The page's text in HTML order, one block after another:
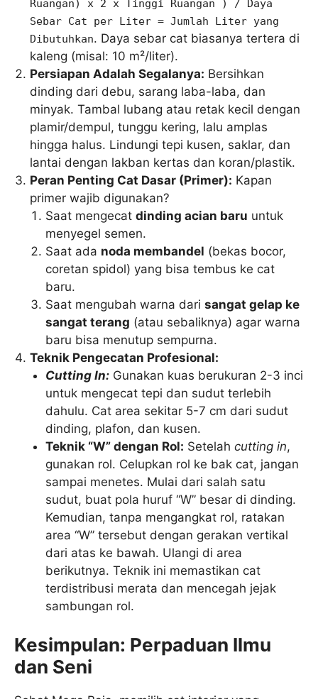
Ruangan) x 2 x Tinggi Ruangan ) / Daya
Sebar Cat per Liter = Jumlah Liter yang
Dibutuhkan. Daya sebar cat biasanya tertera di
kaleng (misal: 10 m²/liter).
Persiapan Adalah Segalanya: Bersihkan
dinding dari debu, sarang laba-laba, dan
minyak. Tambal lubang atau retak kecil dengan
plamir/dempul, tunggu kering, lalu amplas
hingga halus. Lindungi tepi kusen, saklar, dan
lantai dengan lakban kertas dan koran/plastik.
Peran Penting Cat Dasar (Primer): Kapan
primer wajib digunakan?
Saat mengecatdinding acian baru untuk
menyegel semen.
Saat ada noda membandel (bekas bocor,
coretan spidol) yang bisa tembus ke cat
baru.
Saat mengubah warna darisangat gelap ke
sangat terang (atau sebaliknya) agar warna
baru bisa menutup sempurna.
Teknik Pengecatan Profesional:
Cutting In: Gunakan kuas berukuran 2-3 inci
untuk mengecat tepi dan sudut terlebih
dahulu. Cat area sekitar 5-7 cm dari sudut
dinding, plafon, dan kusen.
Teknik “W” dengan Rol: Setelahcutting in,
gunakan rol. Celupkan rol ke bak cat, jangan
sampai menetes. Mulai dari salah satu
sudut, buat pola huruf “W” besar di dinding.
Kemudian, tanpa mengangkat rol, ratakan
area “W” tersebut dengan gerakan vertikal
dari atas ke bawah. Ulangi di area
berikutnya. Teknik ini memastikan cat
terdistribusi merata dan mencegah jejak
sambungan rol.
Kesimpulan: Perpaduan Ilmu
dan Seni